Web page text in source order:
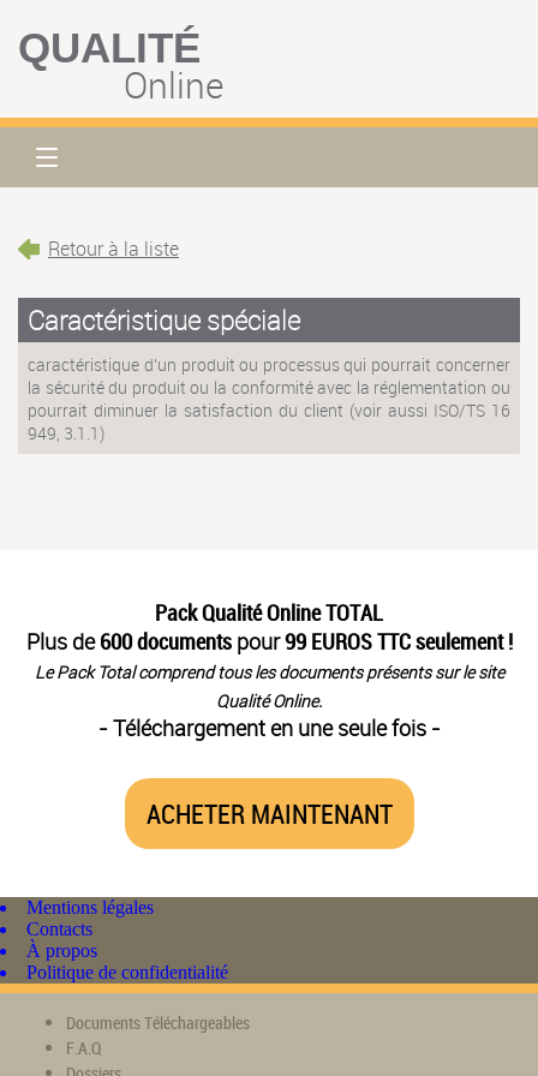
QUALITÉ
Online
Retour à la liste
Caractéristique spéciale
caractéristique d'un produit ou processus qui pourrait concerner
la sécurité du produit ou la conformité avec la réglementation ou
pourrait diminuer la satisfaction du client (voir aussi ISO/TS 16
949, 3.1.1)
Pack Qualité Online TOTAL
Plus de600 documentspour99 EUROS TTC seulement !
Le Pack Total comprend tous les documents présents sur le site
Qualité Online.
- Téléchargement en une seule fois -
ACHETER MAINTENANT
Mentions légales
Contacts
À propos
Politique de confidentialité
Documents Téléchargeables
F.A.Q